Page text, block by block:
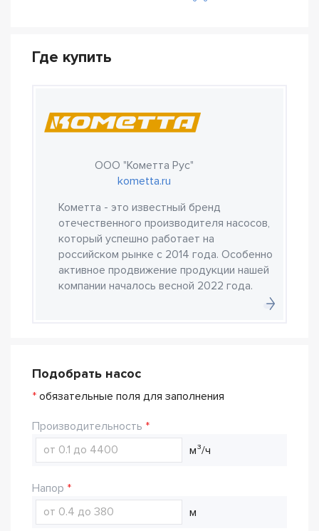
Где купить
ООО "Кометта Рус"
kometta.ru
Кометта - это известный бренд
отечественного производителя насосов,
который успешно работает на
российском рынке с 2014 года. Особенно
активное продвижение продукции нашей
компании началось весной 2022 года.
Подобрать насос
* обязательные поля для заполнения
Производительность
м³/ч
Напор
м